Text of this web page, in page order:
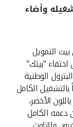
وأضاء
التمويل
"بيتك"
الوطنية
الكامل
الأخضر،
دعمه الكامل